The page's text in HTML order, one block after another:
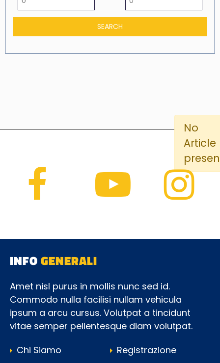
No
Article
INFOGENERALI
Amet nisl purus in mollis nunc sed id.
Commodo nulla facilisi nullam vehicula
ipsum a arcu cursus. Volutpat a tincidunt
vitae semper pellentesque diam volutpat.
Chi Siamo
Registrazione